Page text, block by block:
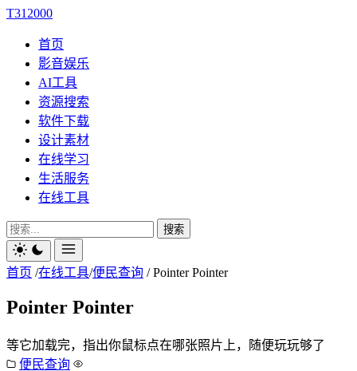
T312000
首页
影音娱乐
AI工具
资源搜索
软件下载
设计素材
在线学习
生活服务
在线工具
搜索
首页 /在线工具/便民查询 / Pointer Pointer
Pointer Pointer
等它加载完，指出你鼠标点在哪张照片上，随便玩玩够了
便民查询